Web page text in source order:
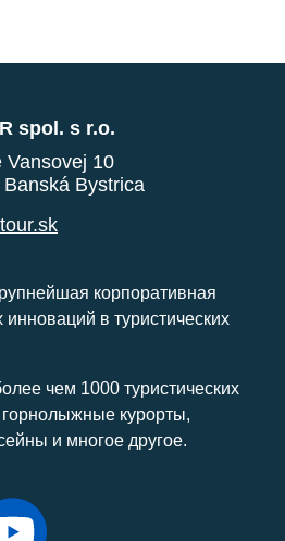
spol. s r.o.
Vansovej 10
Bystrica
корпоративная
инноваций в туристических
чем 1000 туристических
горнолыжные курорты,
и многое другое.